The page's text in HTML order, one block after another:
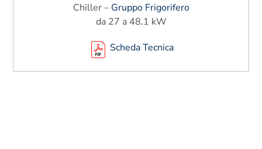
Chiller – Gruppo Frigorifero
da 27 a 48.1 kW
Scheda Tecnica